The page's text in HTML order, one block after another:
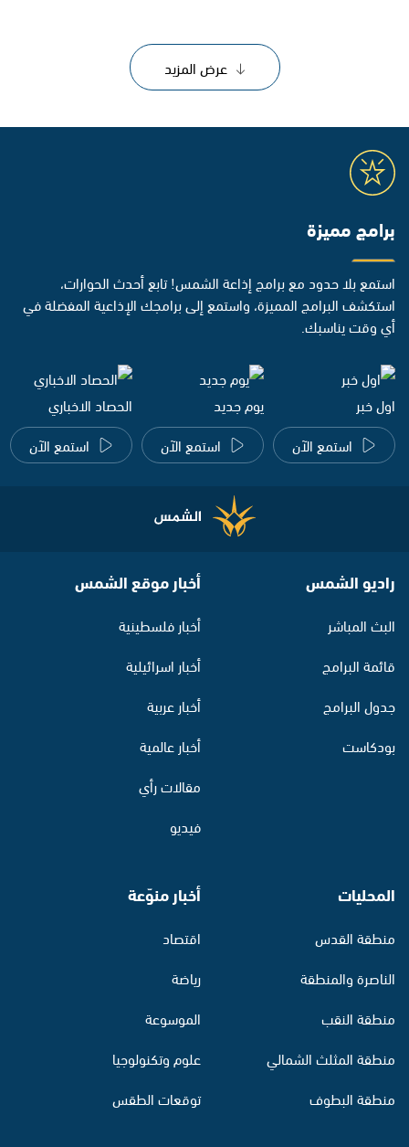
عرض المزيد
برامج مميزة
استمع بلا حدود مع برامج إذاعة الشمس! تابع أحدث الحوارات،
استكشف البرامج المميزة، واستمع إلى برامجك الإذاعية المفضلة في
أي وقت يناسبك.
اول خبر
استمع الآن
يوم جديد
استمع الآن
الحصاد الاخباري
استمع الآن
راديو الشمس
البث المباشر
قائمة البرامج
جدول البرامج
بودكاست
أخبار موقع الشمس
أخبار فلسطينية
أخبار اسرائيلية
أخبار عربية
أخبار عالمية
مقالات رأي
فيديو
المحليات
منطقة القدس
الناصرة والمنطقة
منطقة النقب
منطقة المثلث الشمالي
منطقة البطوف
أخبار منوّعة
اقتصاد
رياضة
الموسوعة
علوم وتكنولوجيا
توقعات الطقس